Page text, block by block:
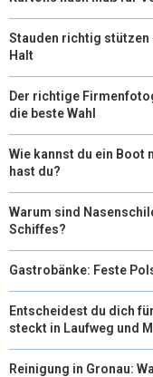
Stauden richtig stützen
Halt
Der richtige
die beste Wahl
Wie kannst du ein Boot
hast du?
Warum sind
Schiffes?
Gastrobänke: Feste
Entscheidest du dich
steckt in Laufweg und
Reinigung in Gronau: